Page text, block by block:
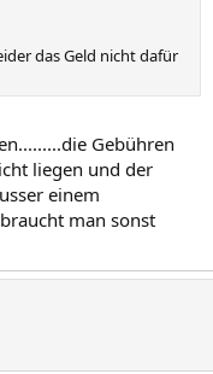
das Geld nicht dafür
Gebühren
liegen und der
einem
man sonst